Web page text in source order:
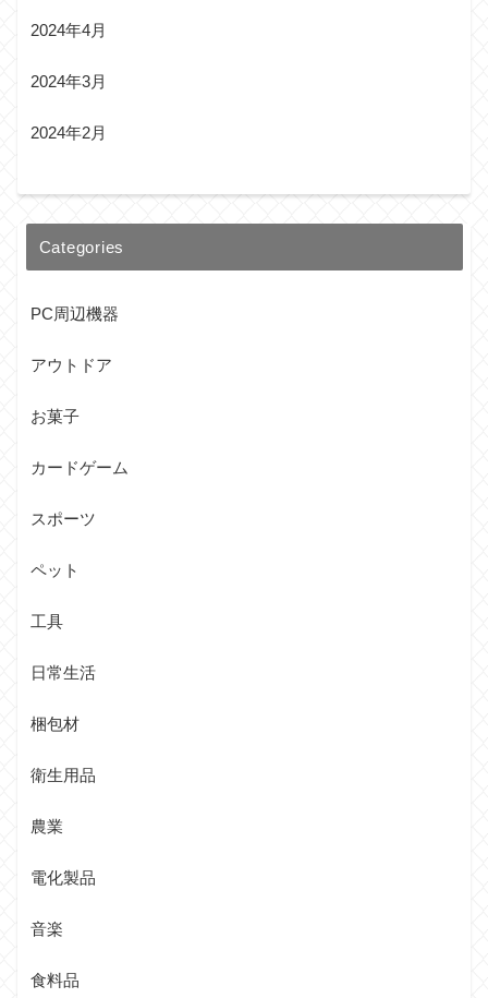
2024年4月
2024年3月
2024年2月
Categories
PC周辺機器
アウトドア
お菓子
カードゲーム
スポーツ
ペット
工具
日常生活
梱包材
衛生用品
農業
電化製品
音楽
食料品